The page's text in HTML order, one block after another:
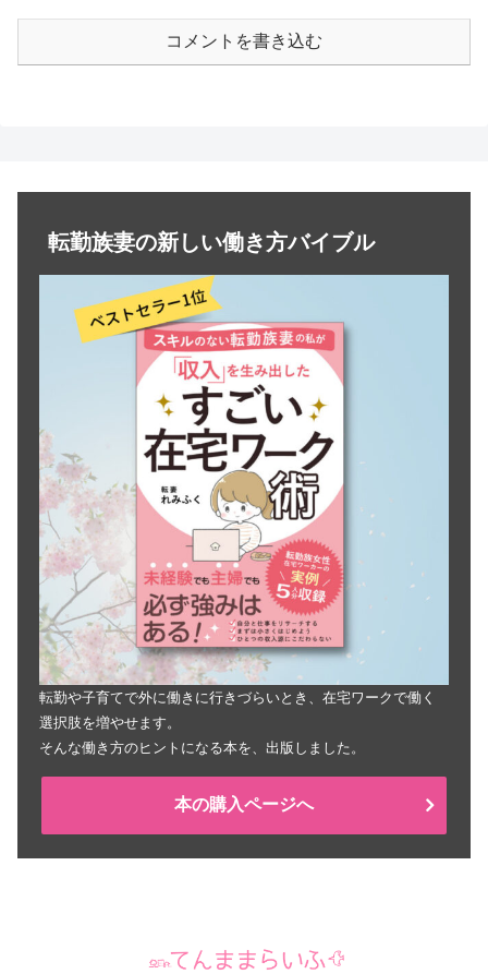
コメントを書き込む
転勤族妻の新しい働き方バイブル
転勤や子育てで外に働きに行きづらいとき、在宅ワークで働く
選択肢を増やせます。
そんな働き方のヒントになる本を、出版しました。
本の購入ページへ